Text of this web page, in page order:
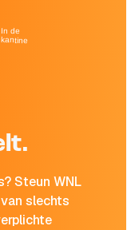
Steun WNL
slechts
In de
kantine